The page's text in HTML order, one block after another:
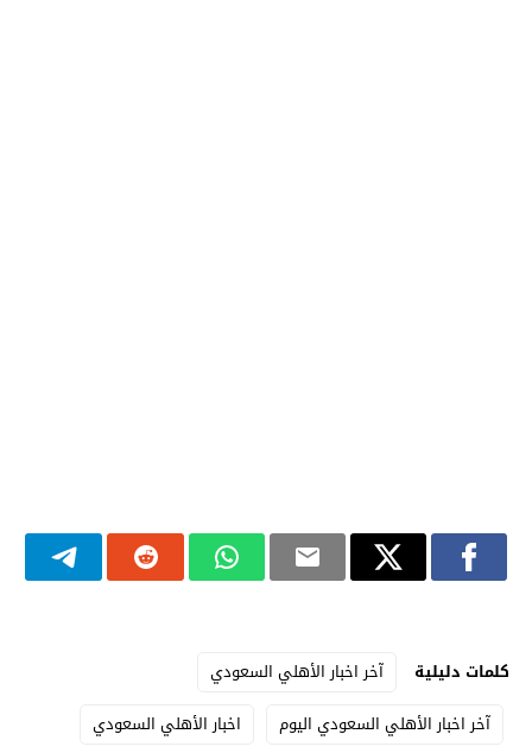
كلمات دليلية
آخر اخبار الأهلي السعودي
آخر اخبار الأهلي السعودي اليوم
اخبار الأهلي السعودي